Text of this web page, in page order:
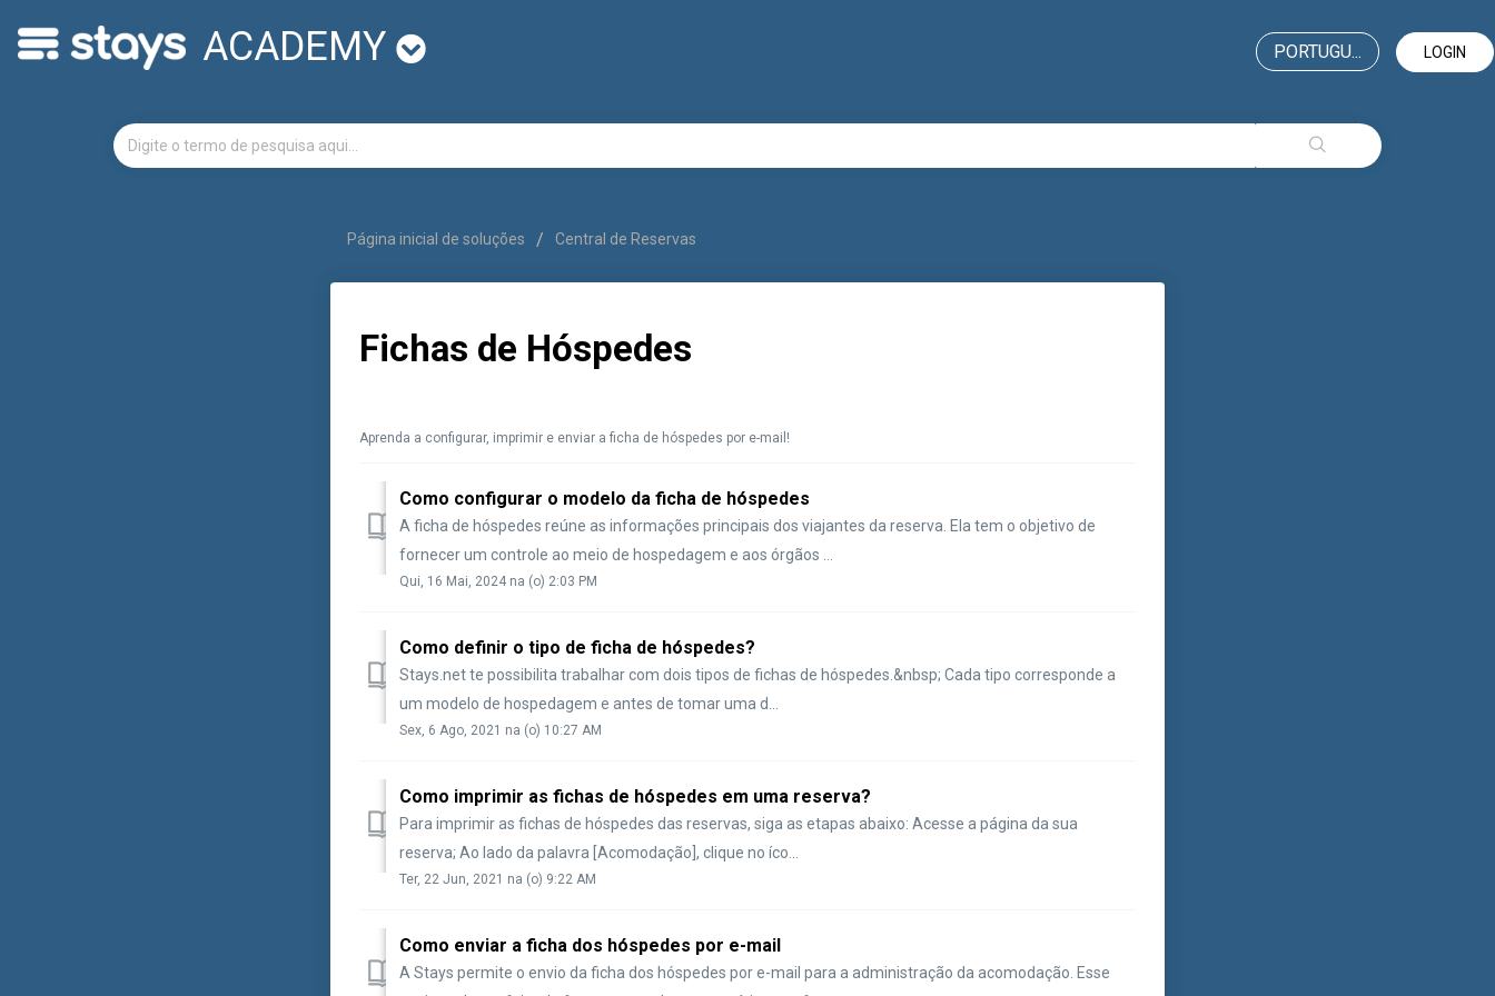
ACADEMY LOGIN
PORTUGU...
Página inicial de soluções Central de Reservas
Fichas de Hóspedes
Aprenda a configurar, imprimir e enviar a ficha de hóspedes por e-mail!
Como configurar o modelo da ficha de hóspedes
A ficha de hóspedes reúne as informações principais dos viajantes da reserva. Ela tem o objetivo de
fornecer um controle ao meio de hospedagem e aos órgãos ...
Qui, 16 Mai, 2024 na (o) 2:03 PM
Como definir o tipo de ficha de hóspedes?
Stays.net te possibilita trabalhar com dois tipos de fichas de hóspedes.&nbsp; Cada tipo corresponde a
um modelo de hospedagem e antes de tomar uma d...
Sex, 6 Ago, 2021 na (o) 10:27 AM
Como imprimir as fichas de hóspedes em uma reserva?
Para imprimir as fichas de hóspedes das reservas, siga as etapas abaixo: Acesse a página da sua
reserva; Ao lado da palavra [Acomodação], clique no íco...
Ter, 22 Jun, 2021 na (o) 9:22 AM
Como enviar a ficha dos hóspedes por e-mail
A Stays permite o envio da ficha dos hóspedes por e-mail para a administração da acomodação. Esse